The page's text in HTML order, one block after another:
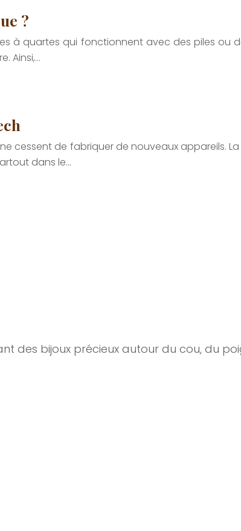
?
à quartes qui fonctionnent avec des piles ou
Ainsi,…
cessent de fabriquer de nouveaux appareils.
dans le…
des bijoux précieux autour du cou, du